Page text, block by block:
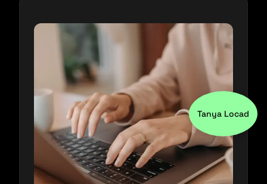
Tanya Locad